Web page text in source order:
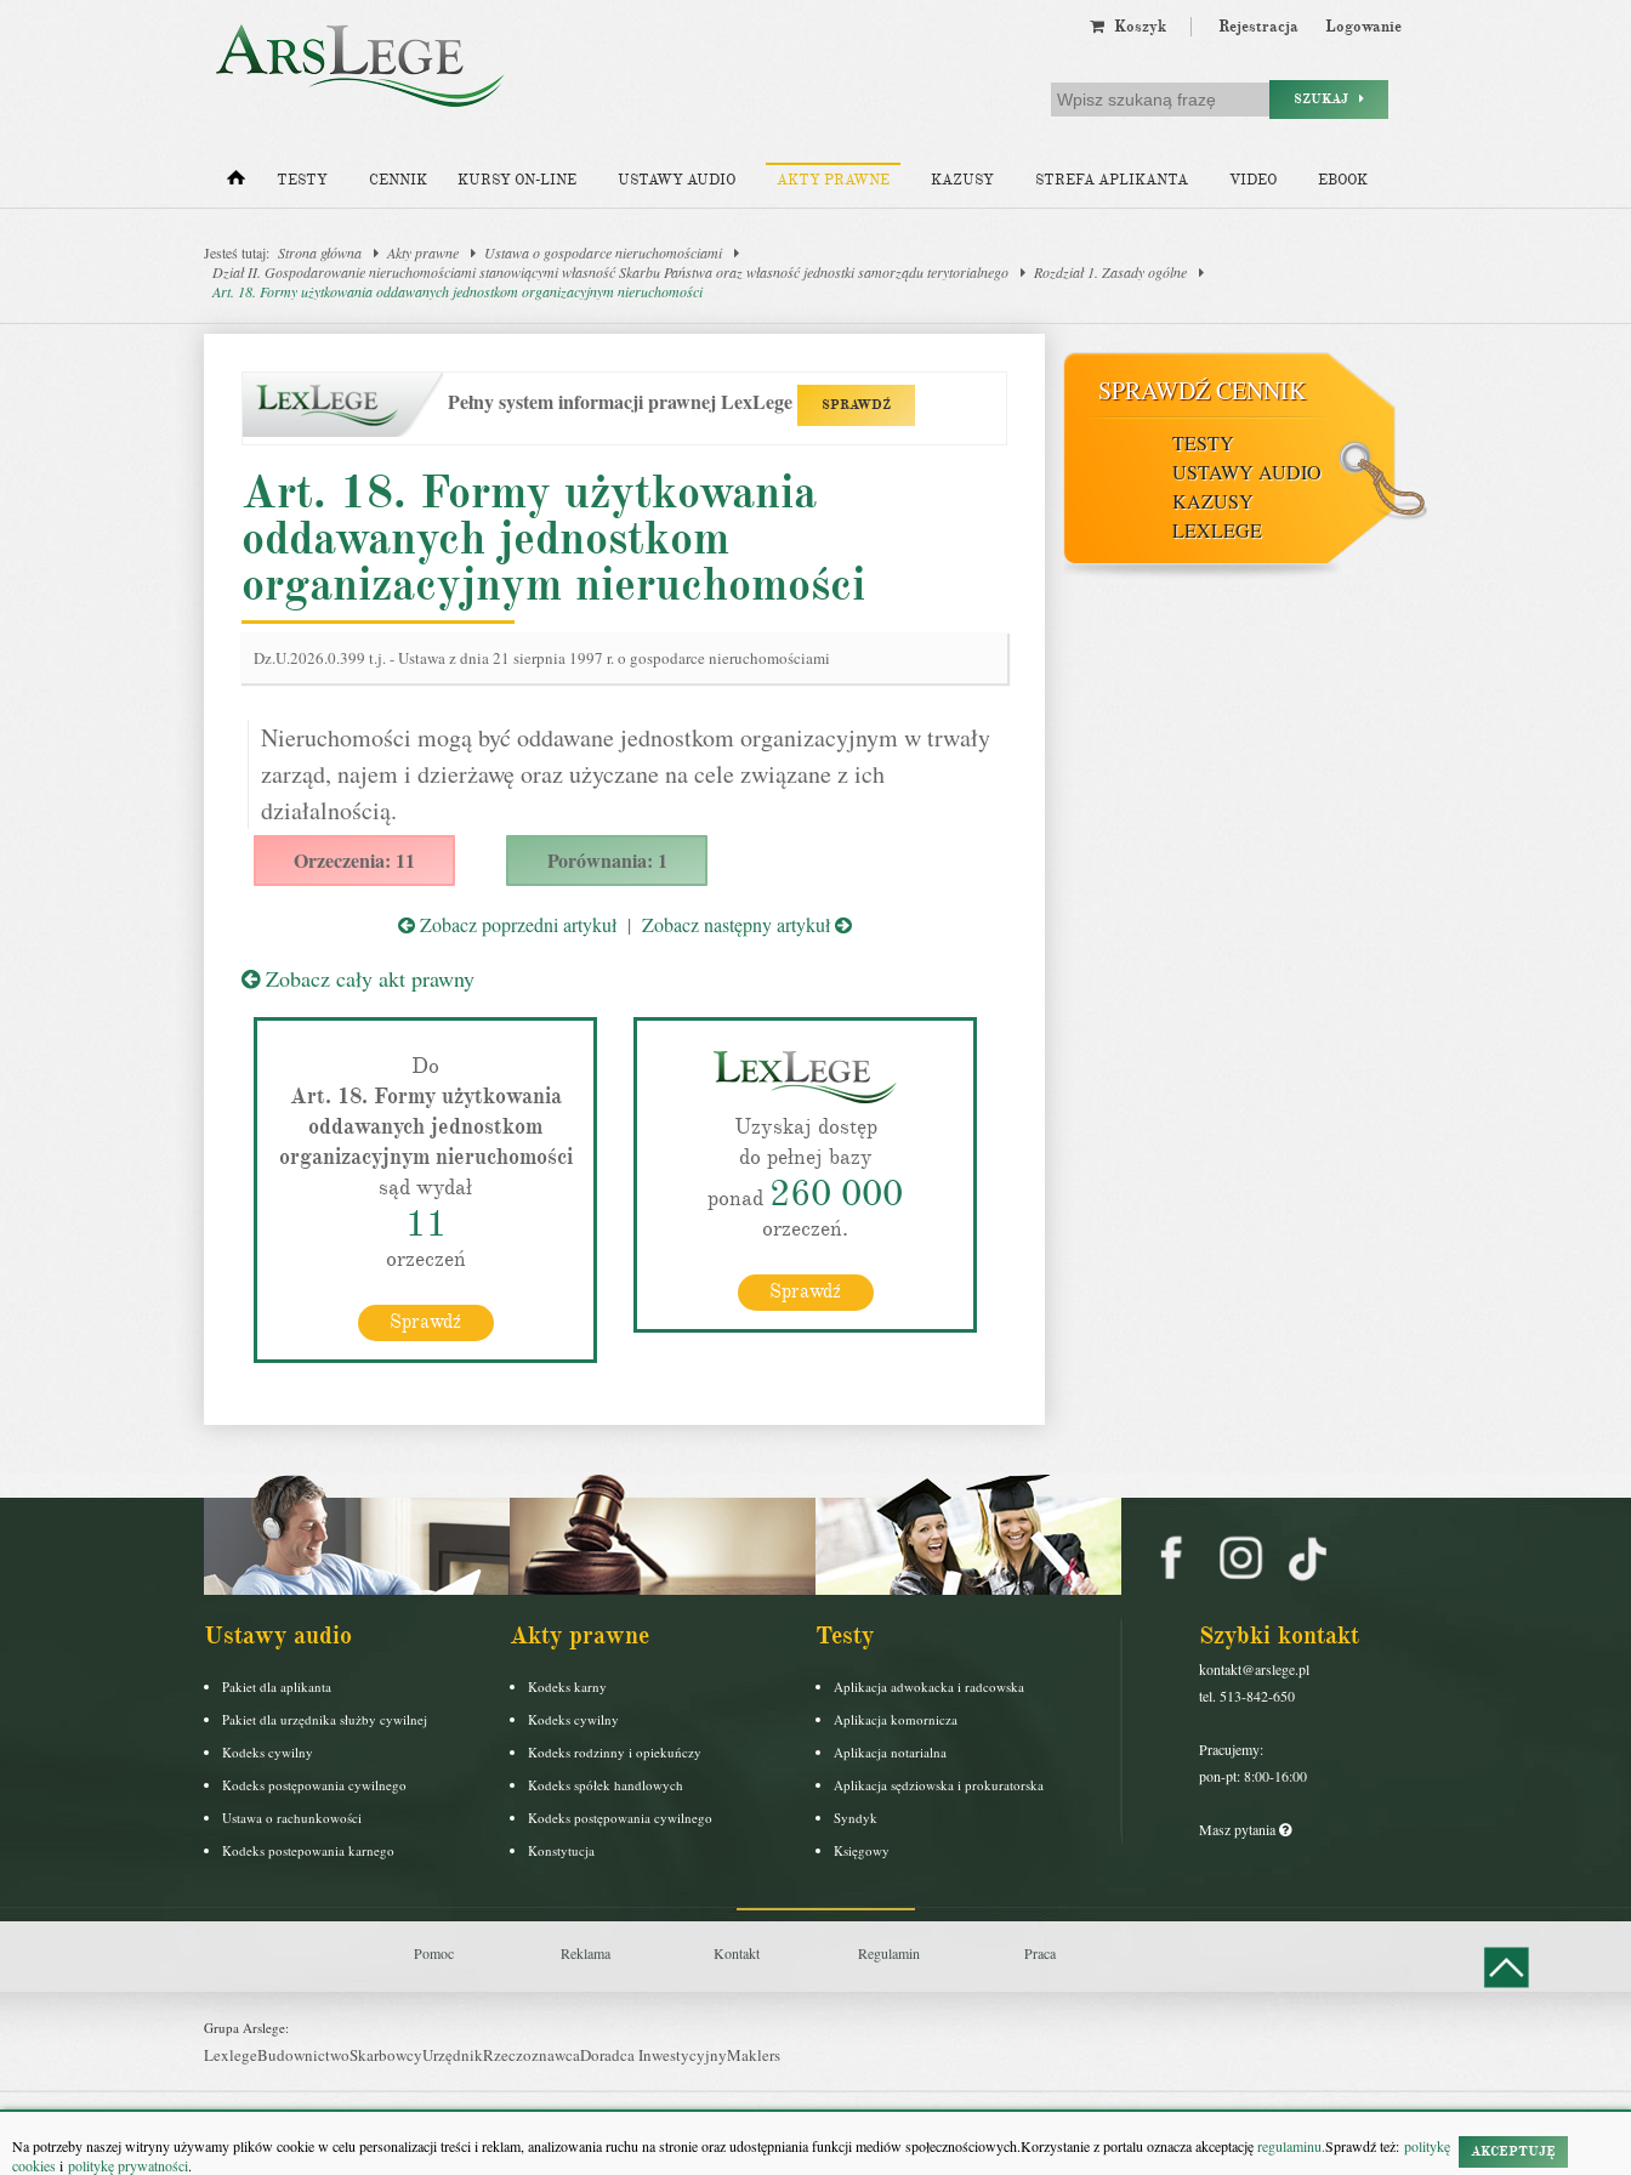
Na potrzeby naszej witryny używamy plików cookie w celu personalizacji treści i reklam, analizowania ruchu na stronie oraz udostępniania funkcji mediów społecznościowych.Korzystanie z portalu oznacza akceptacjęregulaminu.Sprawdź też: politykę
cookiesi politykę prywatności.
AKCEPTUJĘ
Koszyk Rejestracja Logowanie
SZUKAJ
TESTY CENNIK KURSY ON-LINE USTAWY AUDIO AKTY PRAWNE KAZUSY STREFA APLIKANTA VIDEO EBOOK
Jesteś tutaj: Strona główna Akty prawne
Ustawa o gospodarce nieruchomościami
Dział II. Gospodarowanie nieruchomościami stanowiącymi własność Skarbu Państwa oraz własność jednostki samorządu terytorialnego
Rozdział 1. Zasady ogólne
Art. 18. Formy użytkowania oddawanych jednostkom organizacyjnym nieruchomości
Pełny system informacji prawnej LexLege SPRAWDŹ
Art. 18. Formy użytkowania
oddawanych jednostkom
organizacyjnym nieruchomości
Dz.U.2026.0.399 t.j.-Ustawa z dnia 21 sierpnia 1997 r. o gospodarce nieruchomościami
Nieruchomości mogą być oddawane jednostkom organizacyjnym w trwały
zarząd, najem i dzierżawę oraz użyczane na cele związane z ich
działalnością.
Orzeczenia: 11 Porównania: 1
Zobacz poprzedni artykuł| Zobacz następny artykuł
Zobacz cały akt prawny
Do
Art. 18. Formy użytkowania
oddawanych jednostkom
organizacyjnym nieruchomości
sąd wydał
11
orzeczeń
Sprawdź
Uzyskaj dostęp
do pełnej bazy
ponad 260 000
orzeczeń.
Sprawdź
SPRAWDŹ CENNIK
TESTY
USTAWY AUDIO
KAZUSY
LEXLEGE
Ustawy audio
Pakiet dla aplikanta
Pakiet dla urzędnika służby cywilnej
Kodeks cywilny
Kodeks postępowania cywilnego
Ustawa o rachunkowości
Kodeks postepowania karnego
Akty prawne
Kodeks karny
Kodeks cywilny
Kodeks rodzinny i opiekuńczy
Kodeks spółek handlowych
Kodeks postępowania cywilnego
Konstytucja
Testy
Aplikacja adwokacka i radcowska
Aplikacja komornicza
Aplikacja notarialna
Aplikacja sędziowska i prokuratorska
Syndyk
Księgowy
Szybki kontakt
kontakt@arslege.pl
tel. 513-842-650
Pracujemy:
pon-pt: 8:00-16:00
Masz pytania
Pomoc Reklama Kontakt Regulamin Praca
Grupa Arslege:
LexlegeBudownictwoSkarbowcyUrzędnikRzeczoznawcaDoradca InwestycyjnyMaklers
Grupa Bonnier:
Puls BiznesuBankierPuls MedycynyMonitor FirmPuls FarmacjiPit.pl